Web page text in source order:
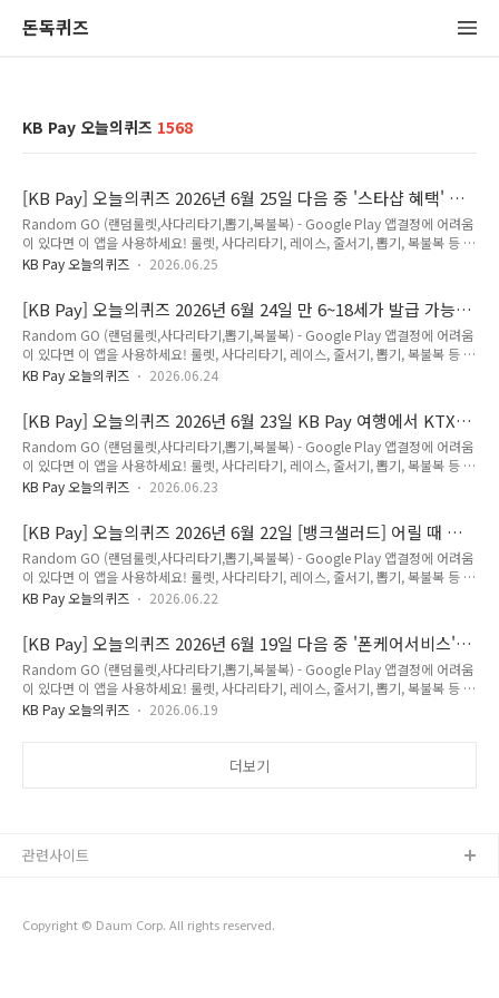
돈독퀴즈
KB Pay 오늘의퀴즈 1568
[KB Pay] 오늘의퀴즈 2026년 6월 25일 다음 중 '스타샵 혜택' 페
이지에서 볼 수 없는 것은 무엇일까요? 정답
Random GO (랜덤룰렛,사다리타기,뽑기,복불복) - Google Play 앱결정에 어려움
이 있다면 이 앱을 사용하세요! 룰렛, 사다리타기, 레이스, 줄서기, 뽑기, 복불복 등 맞
춤 설정으로 쉽게 결정하세요!play.google.com2026년 6월 25일 KB Pay 오늘의
이용 내역내 주변 스타샵 찾기스타샵 역사 보기 정답은 [ 스타샵 역사 보기 ] 저는 국
민은행 포인트리를 적립할 수 있는 리브메이트 퀴즈의 정답을최대한 빠르고 정확하
게 포스팅해볼까합니다.앞으로 다양하고 많은 퀴즈정답을 보다 손쉽게 알고 싶으시
다면,구독 또는 즐겨찾기 추가를 권장합니다.네이버나 다음에 돈독퀴즈를 검색해주
세요!! 리브메이트에 대해..
KB Pay 오늘의퀴즈 2026.06.25
[KB Pay] 오늘의퀴즈 2026년 6월 24일 만 6~18세가 발급 가능하
며, 전월 실적 없이 GS25·CU편의점, 올리브영, 다이소에서 5%
할인 혜택을 받을 수 있는 카드는? *준법감시인 심의필 260604-
01862-ETC 정답
Random GO (랜덤룰렛,사다리타기,뽑기,복불복) - Google Play 앱결정에 어려움
이 있다면 이 앱을 사용하세요! 룰렛, 사다리타기, 레이스, 줄서기, 뽑기, 복불복 등 맞
춤 설정으로 쉽게 결정하세요!play.google.com2026년 6월 24일 KB Pay 오늘의
영, 다이소에서 5% 할인 혜택을 받을 수 있는 카드는? *준법감시인 심의필
260604-01862-ETC KB 스타틴즈 카드 KB Youth Club 체크카드 KB 우리동네 체
크카드 정답은 [ KB 스타틴즈 카드 ] 저는 국민은행 포인트리를 적립할 수 있는 리브
메이트 퀴즈의 정답을최대한 빠르고 정확하게 포스팅해볼까합니다.앞으로 다양하
고..
KB Pay 오늘의퀴즈 2026.06.24
[KB Pay] 오늘의퀴즈 2026년 6월 23일 KB Pay 여행에서 KTX
결합상품 이용 시 최대 15% 할인 + 3% 추가 할인을 받을 수 있
는 프로모션 코드는? 정답
Random GO (랜덤룰렛,사다리타기,뽑기,복불복) - Google Play 앱결정에 어려움
이 있다면 이 앱을 사용하세요! 룰렛, 사다리타기, 레이스, 줄서기, 뽑기, 복불복 등 맞
춤 설정으로 쉽게 결정하세요!play.google.com2026년 6월 23일 KB Pay 오늘의
인을 받을 수 있는 프로모션 코드는? KBKTX1 KBKTX2 KBKTX3 정답은 [ KBKTX3
] 저는 국민은행 포인트리를 적립할 수 있는 리브메이트 퀴즈의 정답을최대한 빠르고
정확하게 포스팅해볼까합니다.앞으로 다양하고 많은 퀴즈정답을 보다 손쉽게 알고
싶으시다면,구독 또는 즐겨찾기 추가를 권장합니다.네이버나 다음에 돈독퀴즈를 ..
KB Pay 오늘의퀴즈 2026.06.23
[KB Pay] 오늘의퀴즈 2026년 6월 22일 [뱅크샐러드] 어릴 때 부
모님이 만들어준 계좌처럼, 까먹고 잊어버린 "숨은 계좌"에 평균
OO만원이 잠들어 있대요. OO에 들어갈 숫자는? 정답
Random GO (랜덤룰렛,사다리타기,뽑기,복불복) - Google Play 앱결정에 어려움
이 있다면 이 앱을 사용하세요! 룰렛, 사다리타기, 레이스, 줄서기, 뽑기, 복불복 등 맞
춤 설정으로 쉽게 결정하세요!play.google.com2026년 6월 22일 KB Pay 오늘의
"숨은 계좌"에 평균 OO만원이 잠들어 있대요. OO에 들어갈 숫자는? 33만원 66만
원 99만원 정답은 [ 66만원 ] 저는 국민은행 포인트리를 적립할 수 있는 리브메이트
퀴즈의 정답을최대한 빠르고 정확하게 포스팅해볼까합니다.앞으로 다양하고 많은
퀴즈정답을 보다 손쉽게 알고 싶으시다면,구독 또는 즐겨찾기 추가를 권장합니다.네
이버나 다음에 돈독..
KB Pay 오늘의퀴즈 2026.06.22
[KB Pay] 오늘의퀴즈 2026년 6월 19일 다음 중 '폰케어서비스'에
서 제공하는 서비스가 아닌 것은? 정답
Random GO (랜덤룰렛,사다리타기,뽑기,복불복) - Google Play 앱결정에 어려움
이 있다면 이 앱을 사용하세요! 룰렛, 사다리타기, 레이스, 줄서기, 뽑기, 복불복 등 맞
춤 설정으로 쉽게 결정하세요!play.google.com2026년 6월 19일 KB Pay 오늘의
포인트리를 적립할 수 있는 리브메이트 퀴즈의 정답을최대한 빠르고 정확하게 포스
KB Pay 오늘의퀴즈 2026.06.19
더보기
Copyright © Daum Corp. All rights reserved.
관련사이트